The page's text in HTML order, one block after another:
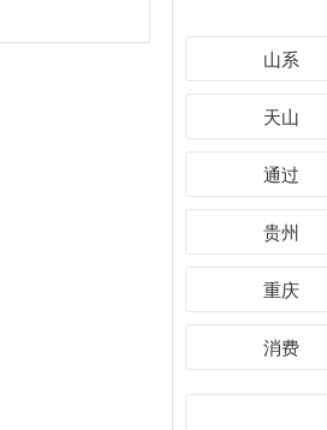
山系
天山
通过
贵州
重庆
消费